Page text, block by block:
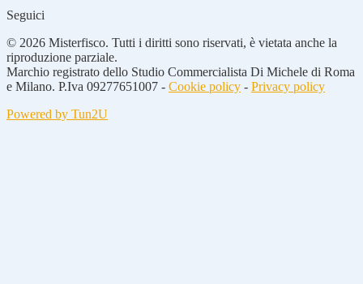
Seguici
© 2026 Misterfisco. Tutti i diritti sono riservati, è vietata anche la
riproduzione parziale.
Marchio registrato dello Studio Commercialista Di Michele di Roma
e Milano. P.Iva 09277651007 - Cookie policy - Privacy policy
Powered by Tun2U